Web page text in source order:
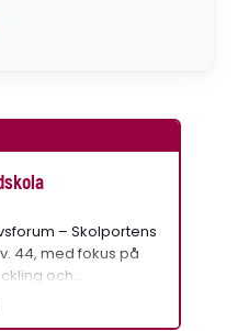
– Skolportens
44, med fokus på
och…